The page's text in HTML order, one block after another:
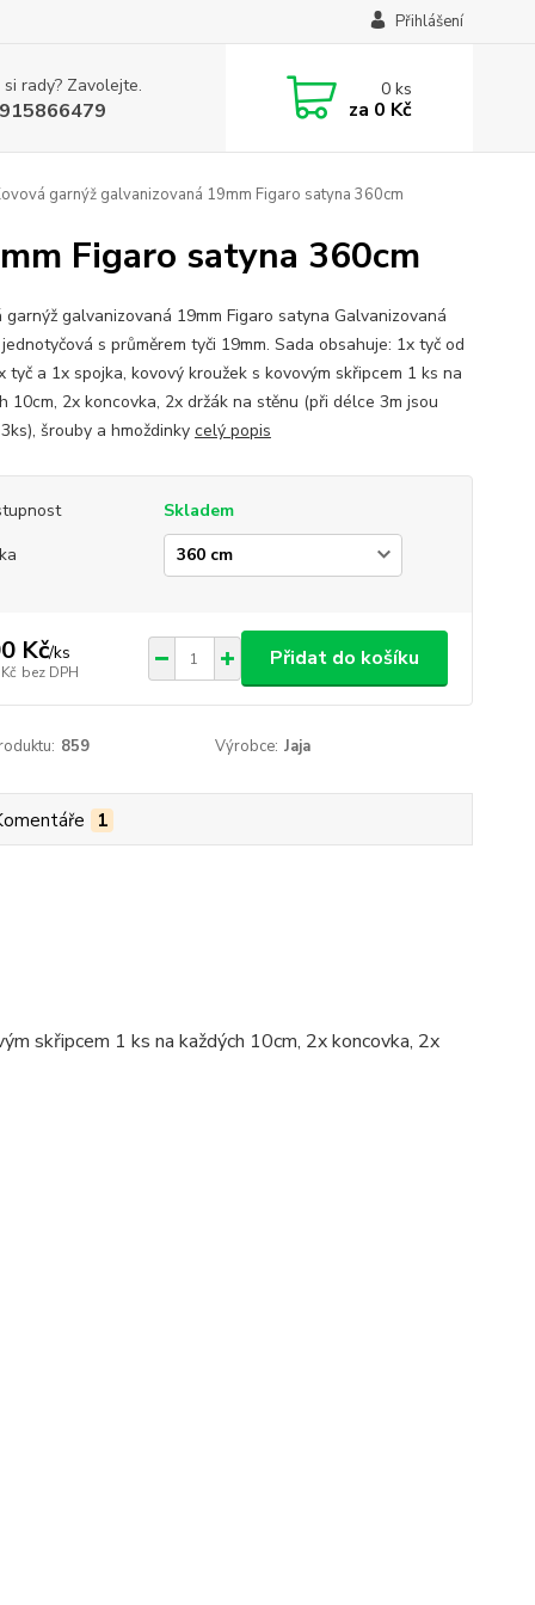
Přihlášení
rady? Zavolejte. 0ks
za 0 Kč
garnýž galvanizovaná 19mm Figaro satyna 360cm
Figaro satyna 360cm
garnýž galvanizovaná 19mm Figaro satyna Galvanizovaná
s průměrem tyči 19mm. Sada obsahuje: 1x tyč od
tyč a 1x spojka, kovový kroužek s kovovým skřipcem 1 ks na
10cm, 2x koncovka, 2x držák na stěnu (při délce 3m jsou
šrouby a hmoždinky celý popis
Skladem
Kč/ks
bez DPH
Přidat do košíku
859 Výrobce: Jaja
1
skřipcem 1 ks na každých 10cm, 2x koncovka, 2x